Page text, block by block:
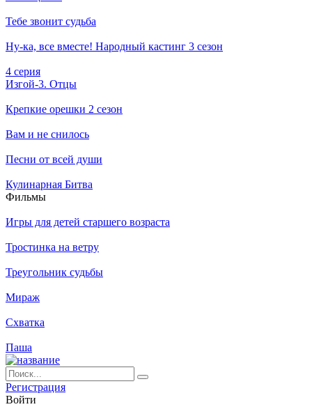
Тебе звонит судьба
Ну-ка, все вместе! Народный кастинг 3 сезон
4 серия
Изгой-3. Отцы
Крепкие орешки 2 сезон
Вам и не снилось
Песни от всей души
Кулинарная Битва
Филь­мы
Игры для детей старшего возраста
Тростинка на ветру
Треугольник судьбы
Мираж
Схватка
Паша
Ре­ги­ст­ра­ция
Вой­ти